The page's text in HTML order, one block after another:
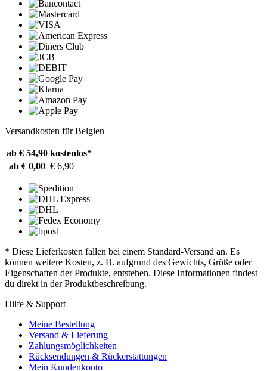
Versandkosten für Belgien
ab € 54,90 kostenlos*
ab € 0,00 € 6,90
* Diese Lieferkosten fallen bei einem Standard-Versand an. Es
können weitere Kosten, z. B. aufgrund des Gewichts, Größe oder
Eigenschaften der Produkte, entstehen. Diese Informationen findest
du direkt in der Produktbeschreibung.
Hilfe & Support
Meine Bestellung
Versand & Lieferung
Zahlungsmöglichkeiten
Rücksendungen & Rückerstattungen
Mein Kundenkonto